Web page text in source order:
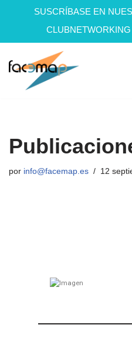
SUSCRÍBASE EN
CLUBNETWORKING
Saltar
por info@facemap.es 12